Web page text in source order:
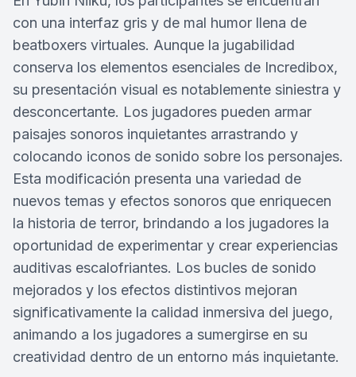
con una interfaz gris y de mal humor llena de
beatboxers virtuales. Aunque la jugabilidad
conserva los elementos esenciales de Incredibox,
su presentación visual es notablemente siniestra y
desconcertante. Los jugadores pueden armar
paisajes sonoros inquietantes arrastrando y
colocando iconos de sonido sobre los personajes.
Esta modificación presenta una variedad de
nuevos temas y efectos sonoros que enriquecen
la historia de terror, brindando a los jugadores la
oportunidad de experimentar y crear experiencias
auditivas escalofriantes. Los bucles de sonido
mejorados y los efectos distintivos mejoran
significativamente la calidad inmersiva del juego,
animando a los jugadores a sumergirse en su
creatividad dentro de un entorno más inquietante.